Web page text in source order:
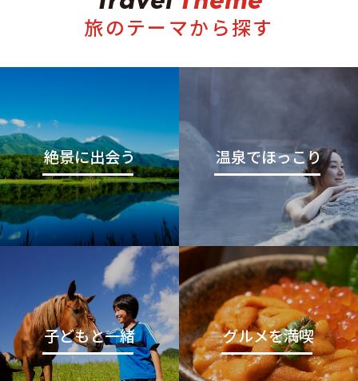
旅のテーマから探す
絶景に出会う 温泉でほっこり
子どもと一緒 グルメを満喫